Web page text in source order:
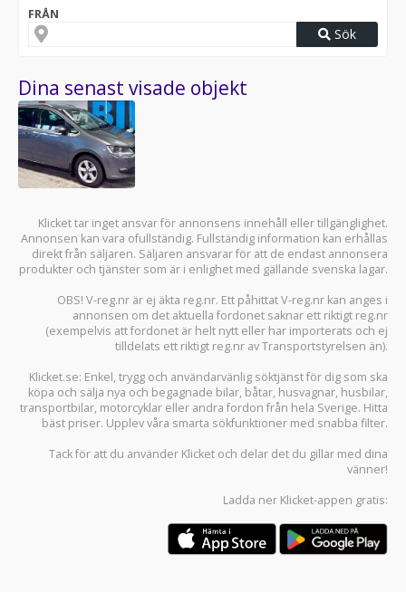
FRÅN
Sök
Dina senast visade objekt
Klicket tar inget ansvar för annonsens innehåll eller tillgänglighet.
Annonsen kan vara ofullständig. Fullständig information kan erhållas
direkt från säljaren. Säljaren ansvarar för att de endast annonsera
produkter och tjänster som är i enlighet med gällande svenska lagar.
OBS! V-reg.nr är ej äkta reg.nr. Ett påhittat V-reg.nr kan anges i
annonsen om det aktuella fordonet saknar ett riktigt reg.nr
(exempelvis att fordonet är helt nytt eller har importerats och ej
tilldelats ett riktigt reg.nr av Transportstyrelsen än).
Klicket.se: Enkel, trygg och användarvänlig söktjänst för dig som ska
köpa och sälja nya och begagnade bilar, båtar, husvagnar, husbilar,
transportbilar, motorcyklar eller andra fordon från hela Sverige. Hitta
bäst priser. Upplev våra smarta sökfunktioner med snabba filter.
Tack för att du använder Klicket och delar det du gillar med dina
vänner!
Ladda ner Klicket-appen gratis: